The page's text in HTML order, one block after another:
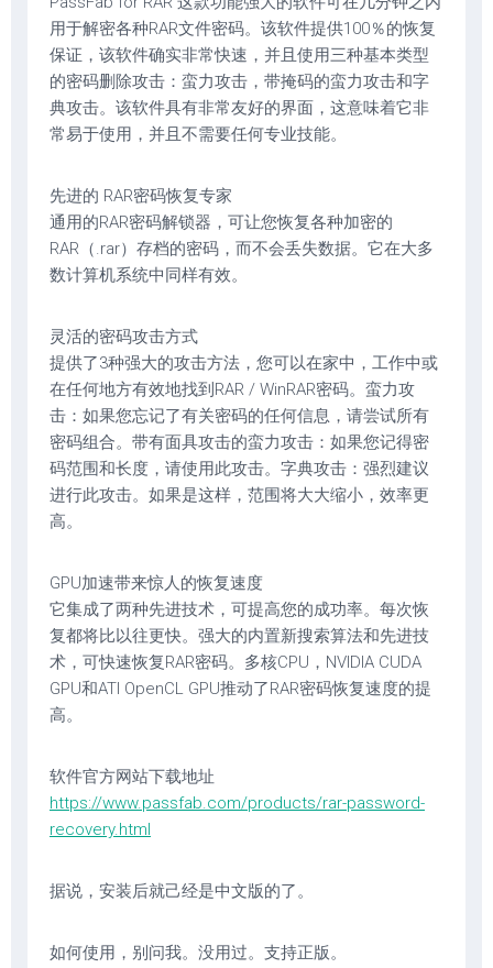
用于解密各种RAR文件密码。该软件提供100％的恢复
保证，该软件确实非常快速，并且使用三种基本类型
的密码删除攻击：蛮力攻击，带掩码的蛮力攻击和字
典攻击。该软件具有非常友好的界面，这意味着它非
常易于使用，并且不需要任何专业技能。
先进的 RAR密码恢复专家
通用的RAR密码解锁器，可让您恢复各种加密的
RAR（.rar）存档的密码，而不会丢失数据。它在大多
数计算机系统中同样有效。
灵活的密码攻击方式
提供了3种强大的攻击方法，您可以在家中，工作中或
在任何地方有效地找到RAR / WinRAR密码。蛮力攻
击：如果您忘记了有关密码的任何信息，请尝试所有
密码组合。带有面具攻击的蛮力攻击：如果您记得密
码范围和长度，请使用此攻击。字典攻击：强烈建议
进行此攻击。如果是这样，范围将大大缩小，效率更
高。
GPU加速带来惊人的恢复速度
它集成了两种先进技术，可提高您的成功率。每次恢
复都将比以往更快。强大的内置新搜索算法和先进技
术，可快速恢复RAR密码。多核CPU，NVIDIA CUDA
GPU和ATI OpenCL GPU推动了RAR密码恢复速度的提
高。
软件官方网站下载地址
https://www.passfab.com/products/rar-password-
recovery.html
据说，安装后就己经是中文版的了。
如何使用，别问我。没用过。支持正版。